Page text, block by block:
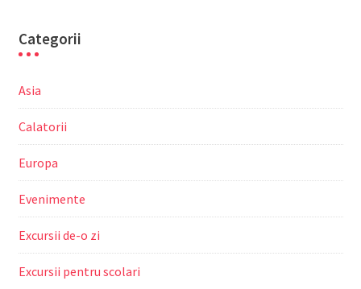
Categorii
Asia
Calatorii
Europa
Evenimente
Excursii de-o zi
Excursii pentru scolari